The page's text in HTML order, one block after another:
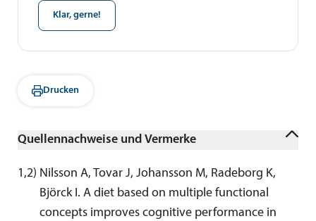
Klar, gerne!
Drucken
Quellennachweise und Vermerke
1,2) Nilsson A, Tovar J, Johansson M, Radeborg K,
Björck I. A diet based on multiple functional
concepts improves cognitive performance in